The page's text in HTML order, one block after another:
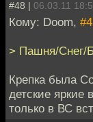
#48 | 06.03.11
Кому: Doom,
> Пашня/Снег/
Крепка была
детские
только в ВС